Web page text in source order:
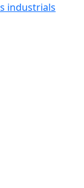
industrials